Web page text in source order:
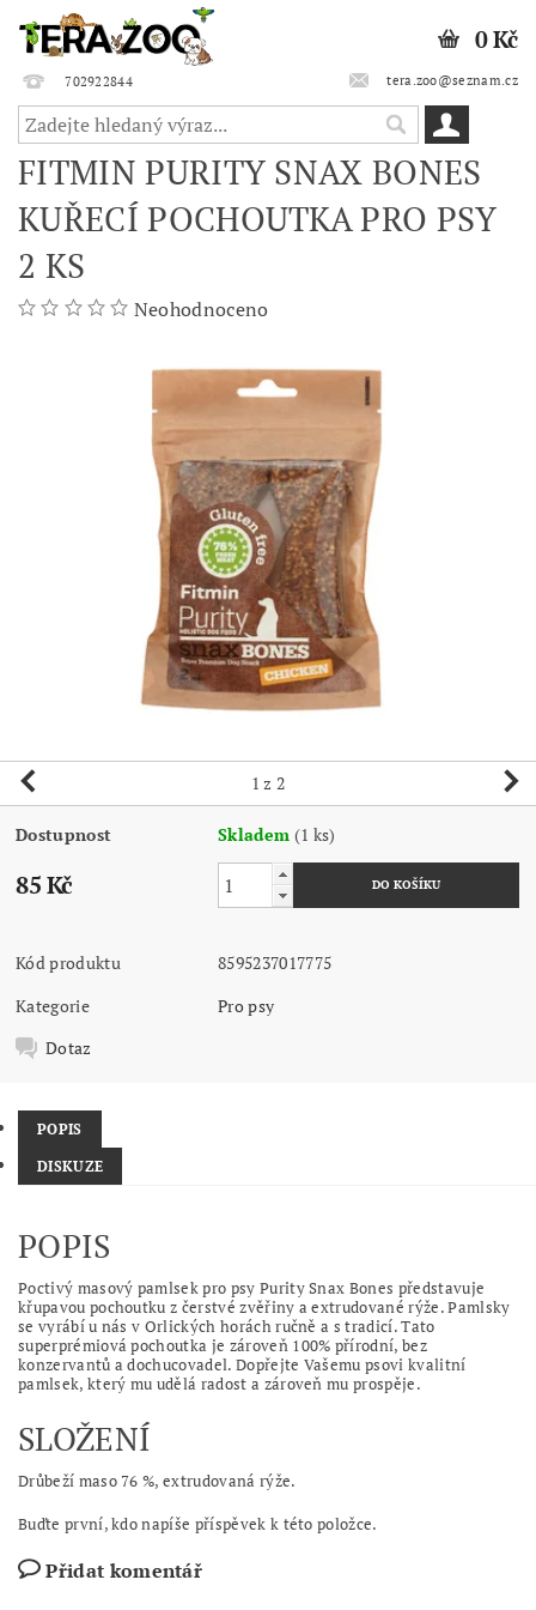
702922844 tera.zoo@seznam.cz
0 Kč
FITMIN PURITY SNAX BONES
KUŘECÍ POCHOUTKA PRO PSY
2 KS
Neohodnoceno
1 z 2
Dostupnost Skladem (1 ks)
85 Kč
Kód produktu
8595237017775
Kategorie
Pro psy
Dotaz
POPIS
DISKUZE
POPIS
Poctivý masový pamlsek pro psy Purity Snax Bones představuje
křupavou pochoutku z čerstvé zvěřiny a extrudované rýže. Pamlsky
se vyrábí u nás v Orlických horách ručně a s tradicí. Tato
superprémiová pochoutka je zároveň 100% přírodní, bez
konzervantů a dochucovadel. Dopřejte Vašemu psovi kvalitní
pamlsek, který mu udělá radost a zároveň mu prospěje.
SLOŽENÍ
Drůbeží maso 76 %, extrudovaná rýže.
Buďte první, kdo napíše příspěvek k této položce.
Přidat komentář